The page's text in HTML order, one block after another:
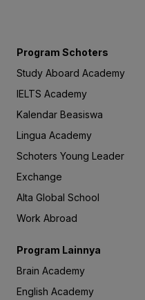
Program Schoters
Study Aboard Academy
IELTS Academy
Kalendar Beasiswa
Lingua Academy
Schoters Young Leader
Exchange
Alta Global School
Work Abroad
Program Lainnya
Brain Academy
English Academy